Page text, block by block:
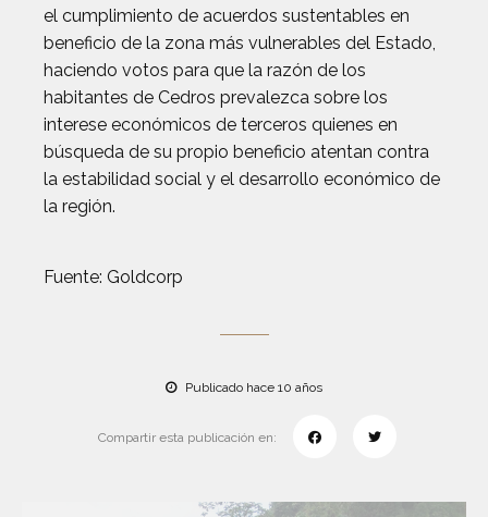
el cumplimiento de acuerdos sustentables en
beneficio de la zona más vulnerables del Estado,
haciendo votos para que la razón de los
habitantes de Cedros prevalezca sobre los
interese económicos de terceros quienes en
búsqueda de su propio beneficio atentan contra
la estabilidad social y el desarrollo económico de
la región.
Fuente: Goldcorp
Publicado hace 10 años
Compartir esta publicación en: